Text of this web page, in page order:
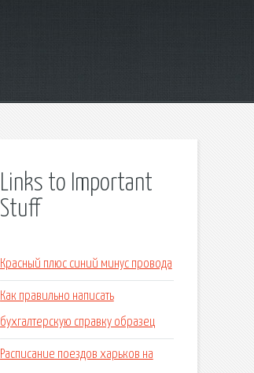
Links to Important
Stuff
Красный плюс синий минус провода
Как правильно написать
бухгалтерскую справку образец
Расписание поездов харьков на